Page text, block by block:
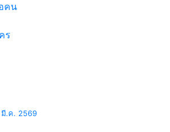
คน
ร
มี.ค. 2569